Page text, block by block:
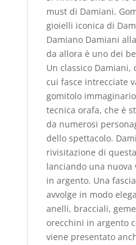
must di Damiani.
gioielli iconica di
Damiano Damiani
da allora è uno dei
Un classico
cui fasce intrecciate
gomitolo
tecnica orafa, che è
da numerosi
dello spettacolo.
rivisitazione di
lanciando una nuova
in argento. Una
avvolge in modo
anelli, bracciali,
orecchini in argento
viene presentato